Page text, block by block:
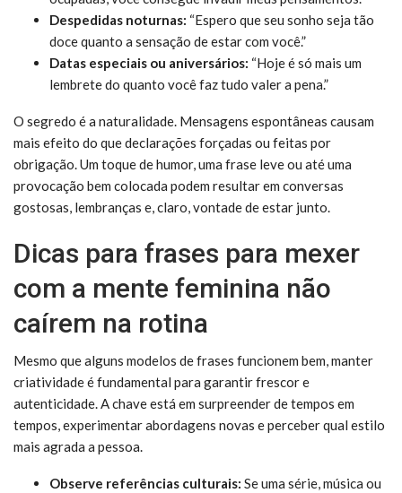
Despedidas noturnas: “Espero que seu sonho seja tão
doce quanto a sensação de estar com você.”
Datas especiais ou aniversários: “Hoje é só mais um
lembrete do quanto você faz tudo valer a pena.”
O segredo é a naturalidade. Mensagens espontâneas causam
mais efeito do que declarações forçadas ou feitas por
obrigação. Um toque de humor, uma frase leve ou até uma
provocação bem colocada podem resultar em conversas
gostosas, lembranças e, claro, vontade de estar junto.
Dicas para frases para mexer
com a mente feminina não
caírem na rotina
Mesmo que alguns modelos de frases funcionem bem, manter
criatividade é fundamental para garantir frescor e
autenticidade. A chave está em surpreender de tempos em
tempos, experimentar abordagens novas e perceber qual estilo
mais agrada a pessoa.
Observe referências culturais: Se uma série, música ou